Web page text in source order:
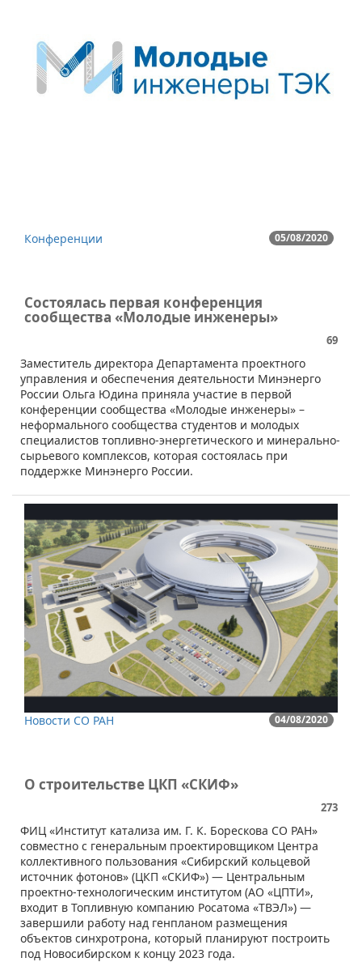
05/08/2020
Конференции
Состоялась первая конференция
сообщества «Молодые инженеры»
69
​​Заместитель директора Департамента проектного
управления и обеспечения деятельности Минэнерго
России Ольга Юдина приняла участие в первой
конференции сообщества «Молодые инженеры» –
неформального сообщества студентов и молодых
специалистов топливно-энергетического и минерально-
сырьевого комплексов, которая состоялась при
поддержке Минэнерго России.
04/08/2020
Новости СО РАН
О строительстве ЦКП «СКИФ»
273
​ФИЦ «Институт катализа им. Г. К. Борескова СО РАН»
совместно с генеральным проектировщиком Центра
коллективного пользования «Сибирский кольцевой
источник фотонов» (ЦКП «СКИФ») — Центральным
проектно-технологическим институтом (АО «ЦПТИ»,
входит в Топливную компанию Росатома «ТВЭЛ») —
завершили работу над генпланом размещения
объектов синхротрона, который планируют построить
под Новосибирском к концу 2023 года.